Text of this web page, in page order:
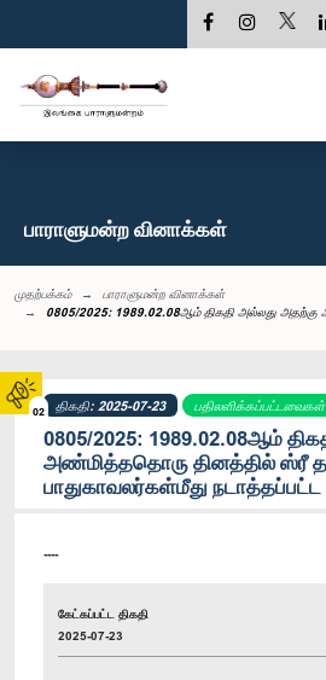
02
பாராளுமன்ற வினாக்கள்
முதற்பக்கம்
பாராளுமன்ற வினாக்கள்
0805/2025: 1989.02.08ஆம் திகதி அல்லது அதற்கு
திகதி: 2025-07-23 பதிலளிக்கப்பட்டவைகள்
0805/2025: 1989.02.08ஆம்
அண்மித்ததொரு தினத்தில் ஸ்ரீ
பாதுகாவலர்கள்மீது
----
கேட்கப்பட்ட திகதி
2025-07-23